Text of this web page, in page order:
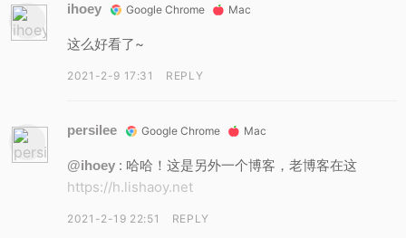
ihoey Google Chrome Mac
这么好看了~
2021-2-9 17:31 REPLY
persilee Google Chrome Mac
@ihoey : 哈哈！这是另外一个博客，老博客在这
https://h.lishaoy.net
2021-2-19 22:51 REPLY